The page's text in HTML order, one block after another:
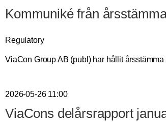
Kommuniké från
Regulatory
ViaCon Group AB (publ) har hållit
2026-05-26 11:00
ViaCons delårsrapport